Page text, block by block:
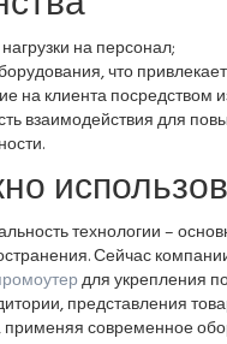
на персонал;
что
на клиента посредством
взаимодействия для
технологии –
Сейчас
для укрепления
представления
современное